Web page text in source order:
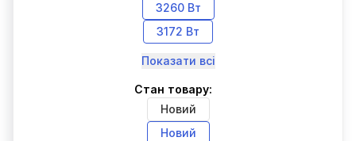
3260 Вт
3172 Вт
Показати всі
Стан товару:
Новий
Новий